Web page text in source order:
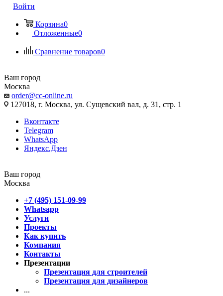
Войти
Корзина0
Отложенные0
Сравнение товаров0
Ваш город
Москва
order@cc-online.ru
127018, г. Москва, ул. Сущевский вал, д. 31, стр. 1
Вконтакте
Telegram
WhatsApp
Яндекс.Дзен
Ваш город
Москва
+7 (495) 151-09-99
Whatsapp
Услуги
Проекты
Как купить
Компания
Контакты
Презентации
Презентация для строителей
Презентация для дизайнеров
...